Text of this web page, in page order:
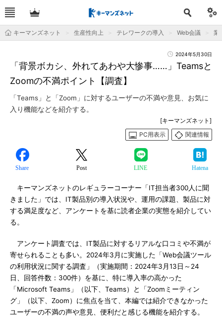
キーマンズネット 生産性向上 テレワークの導入 Web会議 業
2024年5月30日
「背景ボカシ、外れてあわや大惨事……」Teamsと
Zoomの不満ポイント【調査】
「Teams」と「Zoom」に対するユーザーの不満や意見、お気に
入り機能などを紹介する。
[キーマンズネット]
PC用表示
関連情報
Share Post LINE Hatena
キーマンズネットのレギュラーコーナー「IT担当者300人に聞
きました」では、IT製品別の導入状況や、運用の課題、製品に対
する満足度など、アンケートを基に読者企業の実態を紹介してい
る。
アンケート調査では、IT製品に対するリアルな口コミや不満が
寄せられることも多い。2024年3月に実施した「Web会議ツール
の利用状況に関する調査」（実施期間：2024年3月13日～24
日、回答件数：300件）を基に、特に導入率の高かった
「Microsoft Teams」（以下、Teams）と「Zoomミーティン
グ」（以下、Zoom）に焦点を当て、本編では紹介できなかった
ユーザーの不満の声や意見、便利だと感じる機能を紹介する。